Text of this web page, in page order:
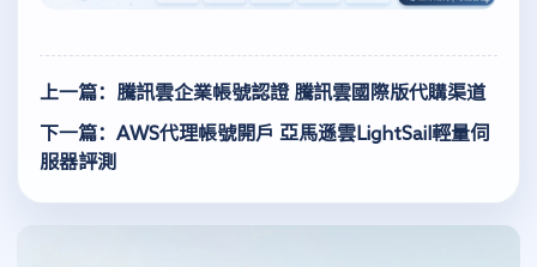
上一篇：騰訊雲企業帳號認證 騰訊雲國際版代購渠道
下一篇：AWS代理帳號開戶 亞馬遜雲LightSail輕量伺
服器評測